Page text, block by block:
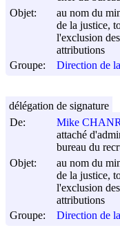
Objet:
au nom du
de la justice,
l'exclusion
attributions
Groupe:
Direction de
De:
Mike
attaché
bureau du
Objet:
au nom du
de la justice,
l'exclusion
attributions
Groupe:
Direction de
délégation de signature